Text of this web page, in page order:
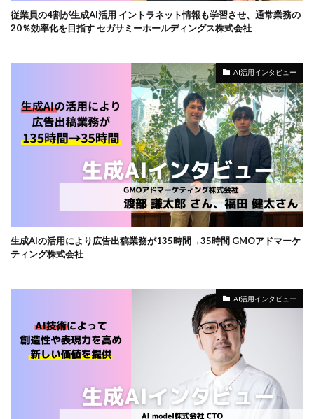
従業員の4割が生成AI活用 イントラネット情報も学習させ、通常業務の
20％効率化を目指す セガサミーホールディングス株式会社
AI活用インタビュー
生成AIの活用により広告出稿業務が135時間→35時間 GMOアドマーケ
ティング株式会社
AI活用インタビュー